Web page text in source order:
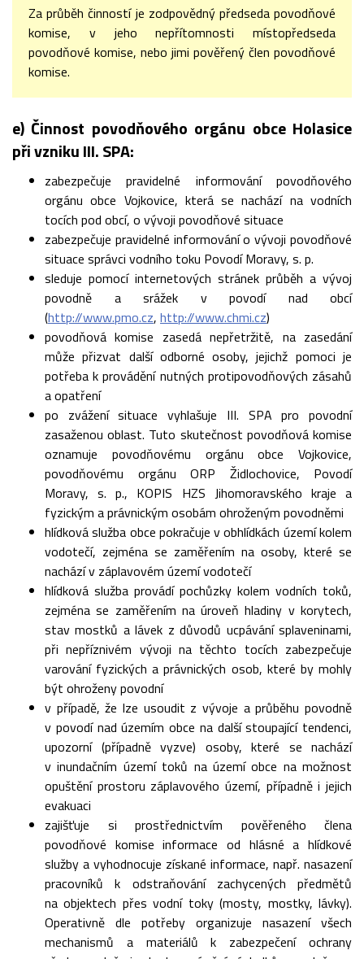
Za průběh činností je zodpovědný předseda povodňové
komise, v jeho nepřítomnosti místopředseda
povodňové komise, nebo jimi pověřený člen povodňové
komise.
e) Činnost povodňového orgánu obce Holasice
při vzniku III. SPA:
zabezpečuje pravidelné informování povodňového
orgánu obce Vojkovice, která se nachází na vodních
tocích pod obcí, o vývoji povodňové situace
zabezpečuje pravidelné informování o vývoji povodňové
situace správci vodního toku Povodí Moravy, s. p.
sleduje pomocí internetových stránek průběh a vývoj
povodně a srážek v povodí nad obcí
(http://www.pmo.cz, http://www.chmi.cz)
povodňová komise zasedá nepřetržitě, na zasedání
může přizvat další odborné osoby, jejichž pomoci je
potřeba k provádění nutných protipovodňových zásahů
a opatření
po zvážení situace vyhlašuje III. SPA pro povodní
zasaženou oblast. Tuto skutečnost povodňová komise
oznamuje povodňovému orgánu obce Vojkovice,
povodňovému orgánu ORP Židlochovice, Povodí
Moravy, s. p., KOPIS HZS Jihomoravského kraje a
fyzickým a právnickým osobám ohroženým povodněmi
hlídková služba obce pokračuje v obhlídkách území kolem
vodotečí, zejména se zaměřením na osoby, které se
nachází v záplavovém území vodotečí
hlídková služba provádí pochůzky kolem vodních toků,
zejména se zaměřením na úroveň hladiny v korytech,
stav mostků a lávek z důvodů ucpávání splaveninami,
při nepříznivém vývoji na těchto tocích zabezpečuje
varování fyzických a právnických osob, které by mohly
být ohroženy povodní
v případě, že lze usoudit z vývoje a průběhu povodně
v povodí nad územím obce na další stoupající tendenci,
upozorní (případně vyzve) osoby, které se nachází
v inundačním území toků na území obce na možnost
opuštění prostoru záplavového území, případně i jejich
evakuaci
zajišťuje si prostřednictvím pověřeného člena
povodňové komise informace od hlásné a hlídkové
služby a vyhodnocuje získané informace, např. nasazení
pracovníků k odstraňování zachycených předmětů
na objektech přes vodní toky (mosty, mostky, lávky).
Operativně dle potřeby organizuje nasazení všech
mechanismů a materiálů k zabezpečení ochrany